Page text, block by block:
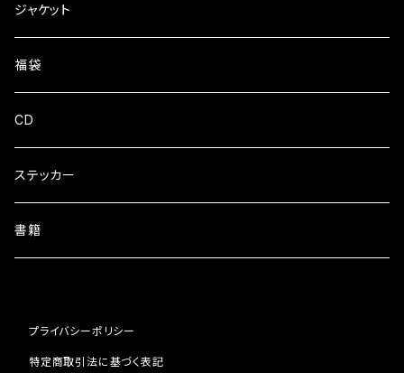
zipパーカー
パンツ
フーディ
クルーネック
ZIPパーカー
ジャケット
福袋
CD
ステッカー
書籍
プライバシーポリシー
特定商取引法に基づく表記